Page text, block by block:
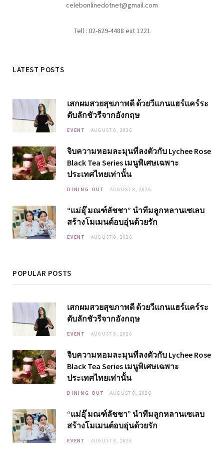
celebonlinedotnet@gmail.com
Tell : 02-629-4488 ext 1221
LATEST POSTS
เสกผมสวยสุขภาพดี ด้วยวีแกนแฮร์แคร์ระ
ดับลักชัวรีจากอังกฤษ
EVENT AUGUST 8, 2026
จิบความหอมละมุนที่ลงตัวกับ Lychee Rose
Black Tea Series เมนูพิเศษเฉพาะ
ประเทศไทยเท่านั้น
DINING OUT AUGUST 8, 2026
“แม่อุ๊ มณฑ์ลัชชา” นำทีมลูกหลานเซเลบ
สร้างโมเมนต์อบอุ่นด้วยรัก
EVENT AUGUST 8, 2026
POPULAR POSTS
เสกผมสวยสุขภาพดี ด้วยวีแกนแฮร์แคร์ระ
ดับลักชัวรีจากอังกฤษ
EVENT AUGUST 8, 2026
จิบความหอมละมุนที่ลงตัวกับ Lychee Rose
Black Tea Series เมนูพิเศษเฉพาะ
ประเทศไทยเท่านั้น
DINING OUT AUGUST 8, 2026
“แม่อุ๊ มณฑ์ลัชชา” นำทีมลูกหลานเซเลบ
สร้างโมเมนต์อบอุ่นด้วยรัก
EVENT AUGUST 8, 2026